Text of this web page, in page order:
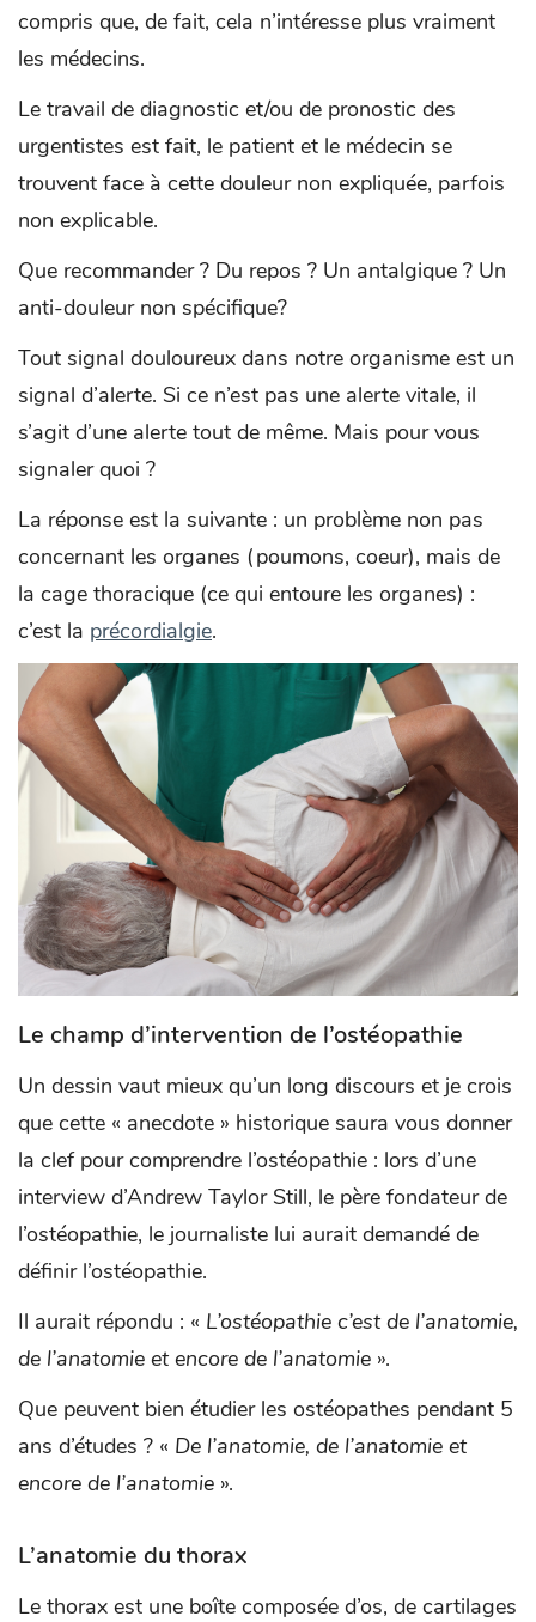
compris que, de fait, cela n’intéresse plus vraiment
les médecins.
Le travail de diagnostic et/ou de pronostic des
urgentistes est fait, le patient et le médecin se
trouvent face à cette douleur non expliquée, parfois
non explicable.
Que recommander ? Du repos ? Un antalgique ? Un
anti-douleur non spécifique?
Tout signal douloureux dans notre organisme est un
signal d’alerte. Si ce n’est pas une alerte vitale, il
s’agit d’une alerte tout de même. Mais pour vous
signaler quoi ?
La réponse est la suivante : un problème non pas
concernant les organes (poumons, coeur), mais de
la cage thoracique (ce qui entoure les organes) :
c’est la précordialgie.
Le champ d’intervention de l’ostéopathie
Un dessin vaut mieux qu’un long discours et je crois
que cette « anecdote » historique saura vous donner
la clef pour comprendre l’ostéopathie : lors d’une
interview d’Andrew Taylor Still, le père fondateur de
l’ostéopathie, le journaliste lui aurait demandé de
définir l’ostéopathie.
Il aurait répondu : « L’ostéopathie c’est de l’anatomie,
de l’anatomie et encore de l’anatomie ».
Que peuvent bien étudier les ostéopathes pendant 5
ans d’études ? « De l’anatomie, de l’anatomie et
encore de l’anatomie ».
L’anatomie du thorax
Le thorax est une boîte composée d’os, de cartilages